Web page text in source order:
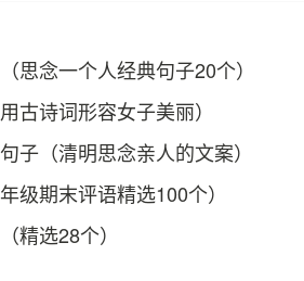
思念一个人经典句子20个）
古诗词形容女子美丽）
子（清明思念亲人的文案）
级期末评语精选100个）
精选28个）